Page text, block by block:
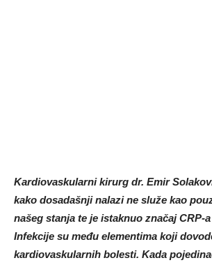
Kardiovaskularni kirurg dr. Emir
kako dosadašnji nalazi ne služe kao
našeg stanja te je istaknuo značaj CRP-
Infekcije su među elementima koji
kardiovaskularnih bolesti. Kada